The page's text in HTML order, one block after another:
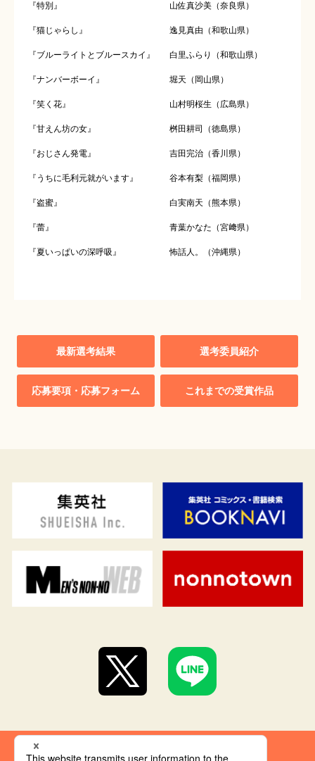
『特別』 山佐真沙美（奈良県）
『猫じゃらし』 逸見真由（和歌山県）
『ブルーライトとブルースカイ』 白里ふらり（和歌山県）
『ナンバーボーイ』 堀天（岡山県）
『笑く花』 山村明桜生（広島県）
『甘えん坊の女』 桝田耕司（徳島県）
『おじさん発電』 吉田完治（香川県）
『うちに毛利元就がいます』 谷本有梨（福岡県）
『盗蜜』 白実南天（熊本県）
『蕾』 青葉かなた（宮﨑県）
『夏いっぱいの深呼吸』 怖話人。（沖縄県）
最新選考結果 選考委員紹介
応募要項・応募フォーム これまでの受賞作品